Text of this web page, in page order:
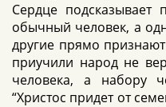
Сердце
обычный человек, а
другие прямо
приучили народ не
человека, а набору
“Христос придет от